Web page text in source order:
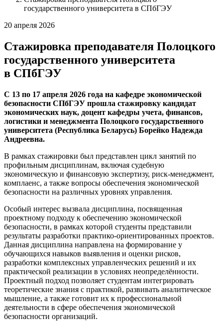
государственного университета в СПбГЭУ
20 апреля 2026
Стажировка преподавателя Полоцкого
государственного университета
в СПбГЭУ
С 13 по 17 апреля 2026 года на кафедре экономической
безопасности СПбГЭУ прошла стажировку кандидат
экономических наук, доцент кафедры учета, финансов,
логистики и менеджмента Полоцкого государственного
университета (Республика Беларусь) Борейко Надежда
Андреевна.
В рамках стажировки был представлен цикл занятий по
профильным дисциплинам, включая судебную
экономическую и финансовую экспертизу, риск-менеджмент,
комплаенс, а также вопросы обеспечения экономической
безопасности на различных уровнях управления.
Особый интерес вызвала дисциплина, посвященная
проектному подходу к обеспечению экономической
безопасности, в рамках которой студенты представили
результаты разработки практико-ориентированных проектов.
Данная дисциплина направлена на формирование у
обучающихся навыков выявления и оценки рисков,
разработки комплексных управленческих решений и их
практической реализации в условиях неопределённости.
Проектный подход позволяет студентам интегрировать
теоретические знания с практикой, развивать аналитическое
мышление, а также готовит их к профессиональной
деятельности в сфере обеспечения экономической
безопасности организаций.